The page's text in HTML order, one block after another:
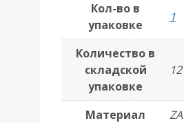
Кол-во в
упаковке
1
Количество в
складской
упаковке
12
Материал